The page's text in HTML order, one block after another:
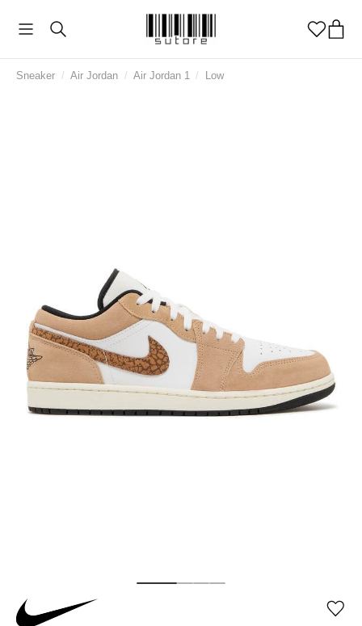
Sneaker / Air Jordan / Air Jordan 1 / Low